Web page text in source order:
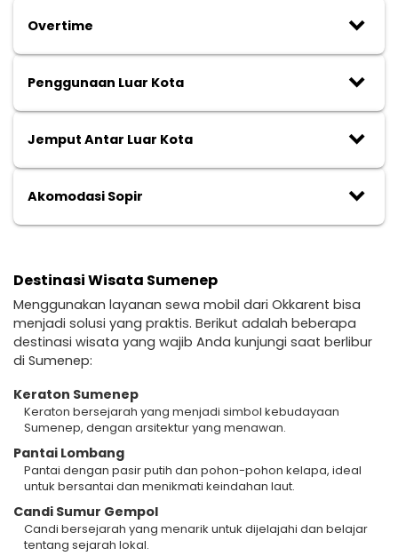
Overtime keyboard_arrow_down
Penggunaan Luar Kota keyboard_arrow_down
Jemput Antar Luar Kota keyboard_arrow_down
Akomodasi Sopir keyboard_arrow_down
Destinasi Wisata Sumenep
Menggunakan layanan sewa mobil dari Okkarent bisa
menjadi solusi yang praktis. Berikut adalah beberapa
destinasi wisata yang wajib Anda kunjungi saat berlibur
di Sumenep:
Keraton Sumenep
Keraton bersejarah yang menjadi simbol kebudayaan
Sumenep, dengan arsitektur yang menawan.
Pantai Lombang
Pantai dengan pasir putih dan pohon-pohon kelapa, ideal
untuk bersantai dan menikmati keindahan laut.
Candi Sumur Gempol
Candi bersejarah yang menarik untuk dijelajahi dan belajar
tentang sejarah lokal.